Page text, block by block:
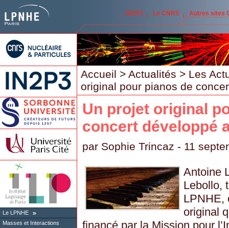
IN2P3 Le CNRS Autres sites
Le LPNHE
Masses et Interactions
Accueil > Actualités > Les
original pour pianos de
Un projet original
concert développé
par Sophie Trincaz - 11
Antoine
Lebollo,
LPNHE,
original
financé par la Mission pour